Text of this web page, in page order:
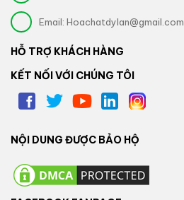
Email: Hoachatdylan@gmail.com
HỖ TRỢ KHÁCH HÀNG
KẾT NỐI VỚI CHÚNG TÔI
NỘI DUNG ĐƯỢC BẢO HỘ